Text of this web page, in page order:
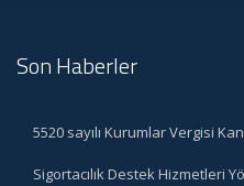
Son Haberler
5520 sayılı Kurumlar Vergisi
Sigortacılık Destek Hizmetleri